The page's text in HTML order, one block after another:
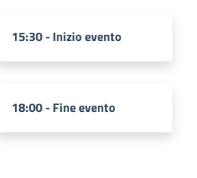
15:30 - Inizio evento
18:00 - Fine evento